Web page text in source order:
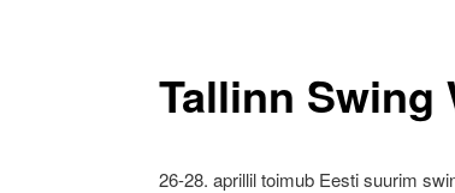
Tallinn Swing
26-28. aprillil toimub Eesti suurim